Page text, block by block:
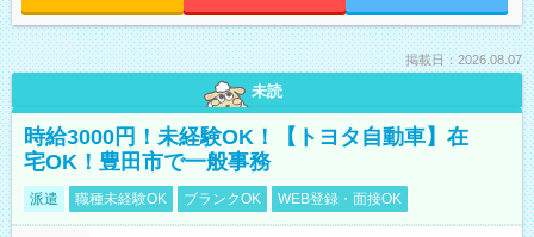
掲載日：2026.08.07
未読
時給3000円！未経験OK！【トヨタ自動車】在
宅OK！豊田市で一般事務
派遣 職種未経験OK ブランクOK WEB登録・面接OK